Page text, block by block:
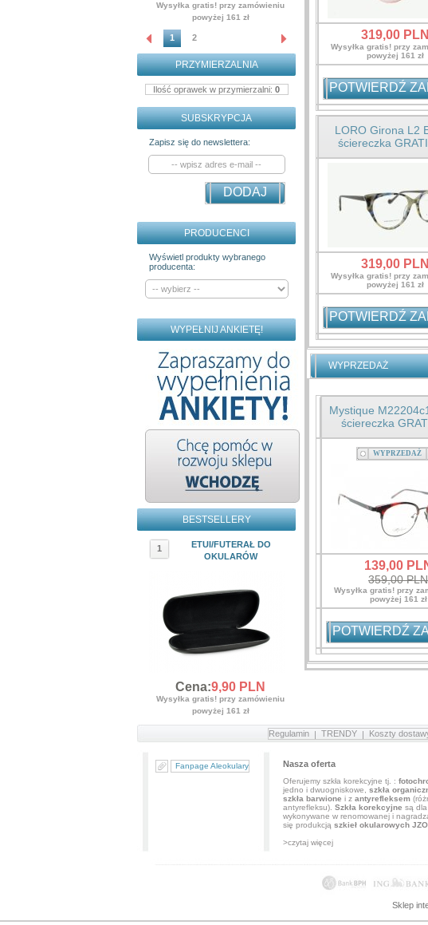
Wysyłka gratis! przy zamówieniu
powyżej 161 zł
1 2
PRZYMIERZALNIA
Ilość oprawek w przymierzalni: 0
SUBSKRYPCJA
Zapisz się do newslettera:
DODAJ
PRODUCENCI
Wyświetl produkty wybranego
producenta:
WYPEŁNIJ ANKIETĘ!
BESTSELLERY
1
ETUI/FUTERAŁ DO
OKULARÓW
Cena:9,90 PLN
Wysyłka gratis! przy zamówieniu
powyżej 161 zł
319,00PLN
Wysyłka gratis! przy
powyżej 161 zł
POTWIERDŹ
LORO Girona L2
ściereczka
319,00PLN
Wysyłka gratis! przy
powyżej 161 zł
POTWIERDŹ
WYPRZEDAŻ
Mystique
ściereczka
WYPRZEDAŻ
139,00
359,00 PLN
Wysyłka gratis! przy
powyżej 161 zł
POTWIERDŹ
Regulamin TRENDY Koszty
Fanpage Aleokulary Nasza oferta
Oferujemy szkła korekcyjne tj. :
jedno i dwuogniskowe, szkła
szkła barwione i z antyrefleksem
antyrefleksu). Szkła korekcyjne są
wykonywane w renomowanej i
się produkcją szkieł okularowych JZO.
>czytaj więcej
Sklep